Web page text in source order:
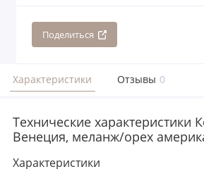
Поделиться
Характеристики Отзывы 0
Технические характеристики
Венеция, меланж/орех
Характеристики